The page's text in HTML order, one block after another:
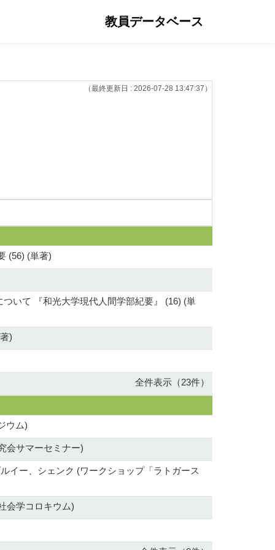
教員データベース
（最終更新日 : 2026-07-28 13:47:37）
(56) (単著)
いて 『和光大学現代人間学部紀要』 (16) (単
)
全件表示（23件）
ウム)
会サマーセミナー)
イー、シェンク (ワークショップ「ラトガース
会学コロキウム)